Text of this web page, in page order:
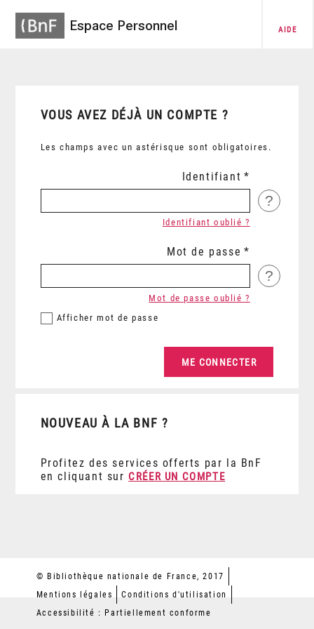
Espace Personnel AIDE
VOUS AVEZ DÉJÀ UN COMPTE ?
Les champs avec un astérisque sont obligatoires.
Identifiant
?
Identifiant oublié ?
Mot de passe
?
Afficher mot de passe
Mot de passe oublié ?
NOUVEAU À LA BNF ?
Profitez des services offerts par la BnF
en cliquant sur CRÉER UN COMPTE
© Bibliothèque nationale de France, 2017
Mentions légales
Conditions d'utilisation
Accessibilité : Partiellement conforme